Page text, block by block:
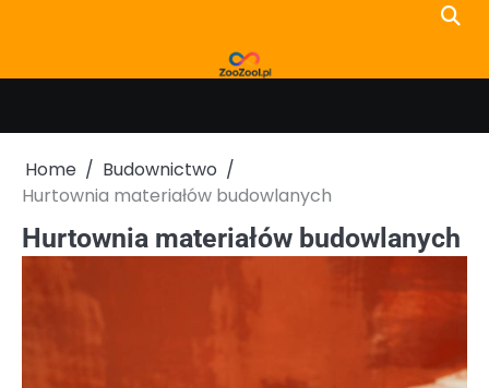
Home
Budownictwo
Hurtownia materiałów budowlanych
Hurtownia materiałów budowlanych